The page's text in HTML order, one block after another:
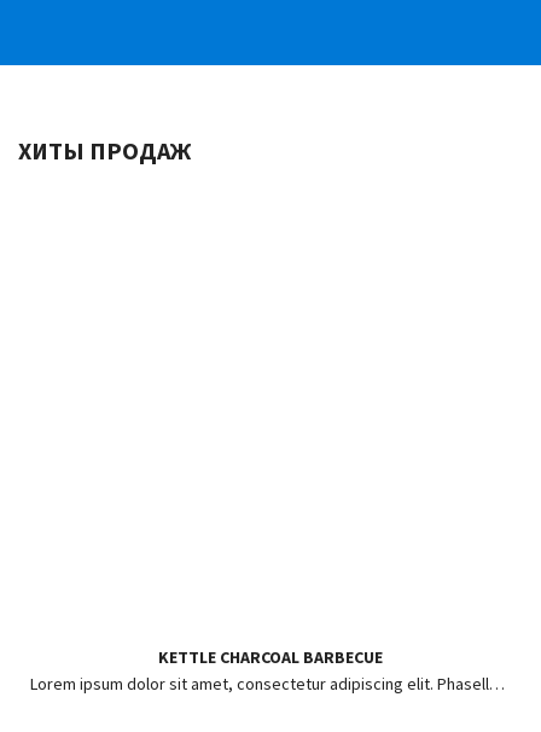
ХИТЫ ПРОДАЖ
KETTLE CHARCOAL BARBECUE
Lorem ipsum dolor sit amet, consectetur adipiscing elit. Phasellus ut risus pharetra, posuere enim in, hendrerit lorem.